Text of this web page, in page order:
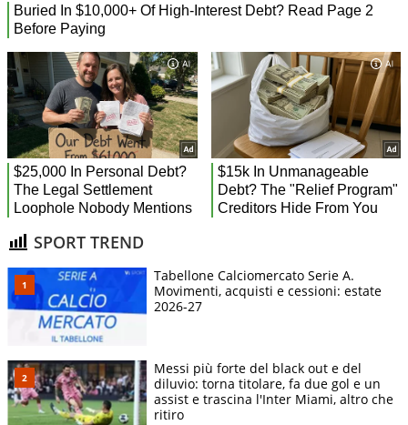
SPORT TREND
Tabellone Calciomercato Serie A.
Movimenti, acquisti e cessioni: estate
2026-27
Messi più forte del black out e del
diluvio: torna titolare, fa due gol e un
assist e trascina l'Inter Miami, altro che
ritiro